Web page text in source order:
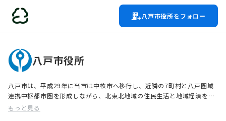
八戸市役所をフォロー
八戸市役所
八戸市は、平成29年に当市は中核市へ移行し、近隣の7町村と八戸圏域
連携中枢都市圏を形成しながら、北東北地域の住民生活と地域経済を支
える拠点として、更なる飛躍を遂げています。さらに、市発展のため、
もっと見る